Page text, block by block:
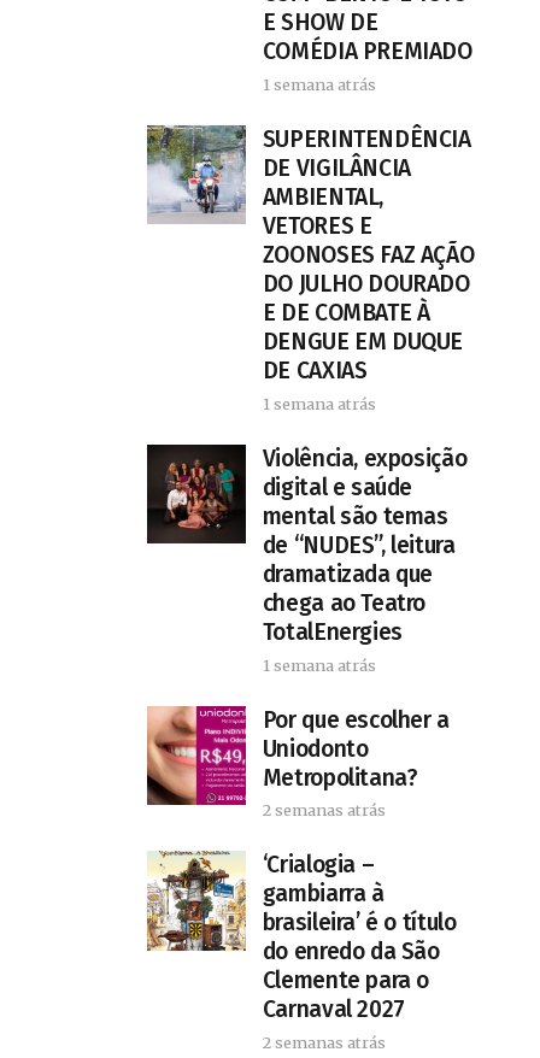
E SHOW DE
COMÉDIA PREMIADO
1 semana atrás
SUPERINTENDÊNCIA
DE VIGILÂNCIA
AMBIENTAL,
VETORES E
ZOONOSES FAZ AÇÃO
DO JULHO DOURADO
E DE COMBATE À
DENGUE EM DUQUE
DE CAXIAS
1 semana atrás
Violência, exposição
digital e saúde
mental são temas
de “NUDES”, leitura
dramatizada que
chega ao Teatro
TotalEnergies
1 semana atrás
Por que escolher a
Uniodonto
Metropolitana?
2 semanas atrás
‘Crialogia –
gambiarra à
brasileira’ é o título
do enredo da São
Clemente para o
Carnaval 2027
2 semanas atrás